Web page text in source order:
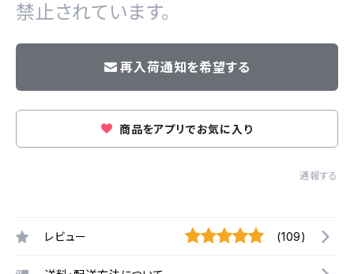
禁止されています。
再入荷通知を希望する
商品をアプリでお気に入り
通報する
レビュー (109)